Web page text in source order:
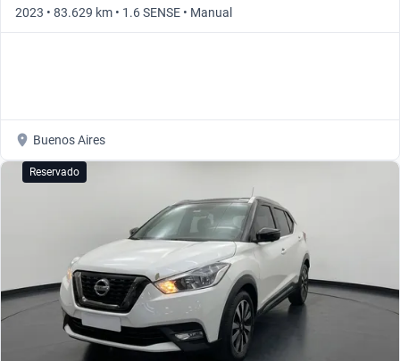
2023 • 83.629 km • 1.6 SENSE • Manual
Buenos Aires
Reservado